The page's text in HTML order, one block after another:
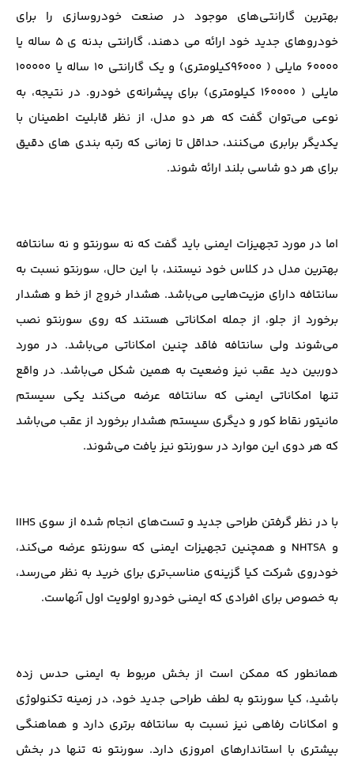
بهترین گارانتی‌های موجود در صنعت خودروسازی را برای
خودروهای جدید خود ارائه می دهند، گارانتی بدنه ی ۵ ساله یا
۶۰۰۰۰ مایلی ( ۹۶۰۰۰کیلومتری) و یک گارانتی ۱۰ ساله یا ۱۰۰۰۰۰
مایلی ( ۱۶۰۰۰۰ کیلومتری) برای پیشرانه‌ی خودرو. در نتیجه، به
نوعی می‌توان گفت که هر دو مدل، از نظر قابلیت اطمینان با
یکدیگر برابری می‌کنند، حداقل تا زمانی که رتبه بندی های دقیق
برای هر دو شاسی بلند ارائه شوند.
اما در مورد تجهیزات ایمنی باید گفت که نه سورنتو و نه سانتافه
بهترین مدل در کلاس خود نیستند، با این حال، سورنتو نسبت به
سانتافه دارای مزیت‌هایی می‌باشد. هشدار خروج از خط و هشدار
برخورد از جلو، از جمله امکاناتی هستند که روی سورنتو نصب
می‌شوند ولی سانتافه فاقد چنین امکاناتی می‌باشد. در مورد
دوربین دید عقب نیز وضعیت به همین شکل می‌باشد. در واقع
تنها امکاناتی ایمنی که سانتافه عرضه می‌کند یکی سیستم
مانیتور نقاط کور و دیگری سیستم هشدار برخورد از عقب می‌باشد
که هر دوی این موارد در سورنتو نیز یافت می‌شوند.
با در نظر گرفتن طراحی جدید و تست‌های انجام شده از سوی IIHS
و NHTSA و همچنین تجهیزات ایمنی که سورنتو عرضه می‌کند،
خودروی شرکت کیا گزینه‌ی مناسب‌تری برای خرید به نظر می‌رسد،
به خصوص برای افرادی که ایمنی خودرو اولویت اول آنهاست.
همانطور که ممکن است از بخش مربوط به ایمنی حدس زده
باشید، کیا سورنتو به لطف طراحی جدید خود، در زمینه تکنولوژی
و امکانات رفاهی نیز نسبت به سانتافه برتری دارد و هماهنگی
بیشتری با استاندارهای امروزی دارد. سورنتو نه تنها در بخش